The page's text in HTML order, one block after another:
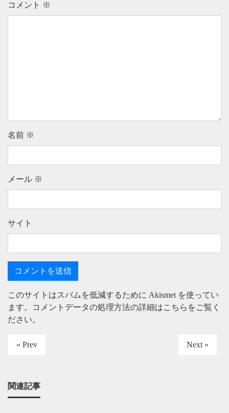
コメント ※
名前 ※
メール ※
サイト
このサイトはスパムを低減するために Akismet を使ってい
ます。
コメントデータの処理方法の詳細はこちらをご覧く
ださい。
« Prev Next »
関連記事